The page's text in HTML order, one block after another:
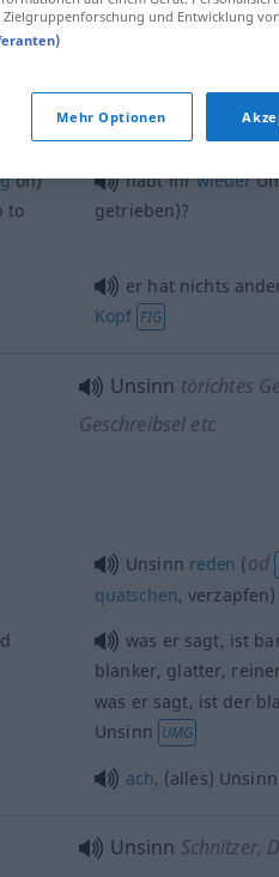
on)
to
habt ihrwieder
getrieben)?
er hat nichts
Kopf FIG
Unsinn törichtes
Geschreibsel etc
Unsinn reden (od
quatschen, verzapfen)
was er sagt, ist
blanker, glatter,
was er sagt, ist der
Unsinn UMG
ach, (alles)
Unsinn Schnitzer,
und Entwicklung
Mehr Optionen